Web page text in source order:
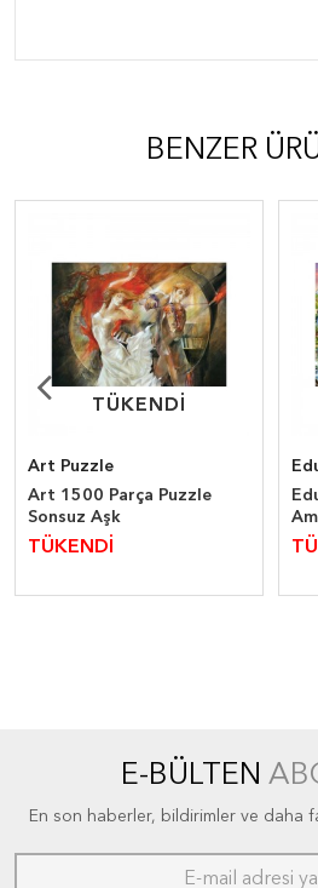
BENZER
TÜKENDİ
TÜKENDİ
Art Puzzle
Art 1500 Parça Puzzle
Sonsuz Aşk
TÜKENDİ
E-BÜLTEN
En son haberler, bildirimler ve daha